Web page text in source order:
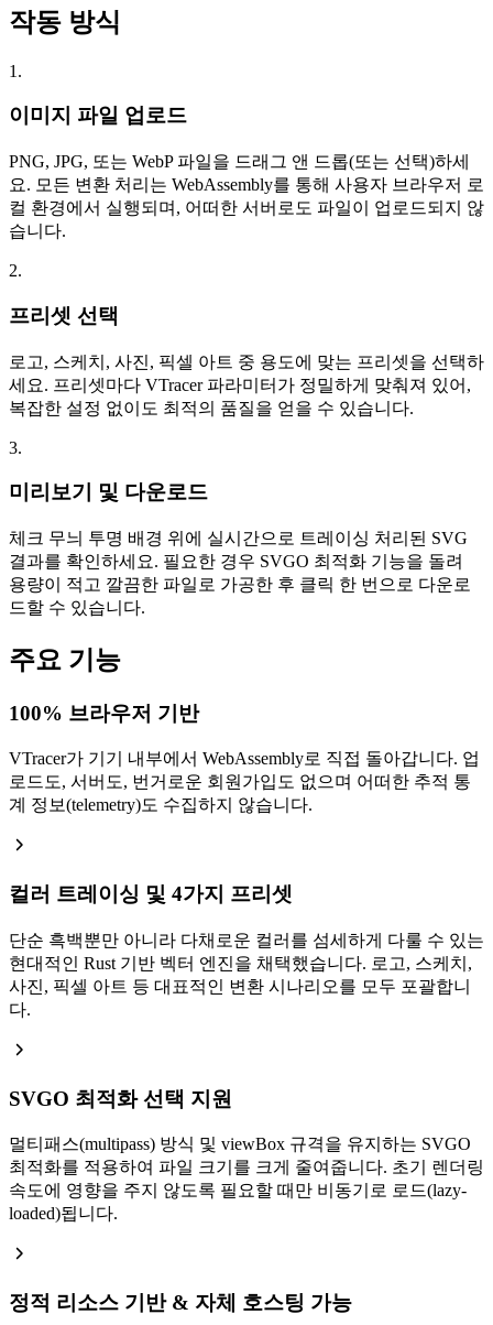
작동 방식
1.
이미지 파일 업로드
PNG, JPG, 또는 WebP 파일을 드래그 앤 드롭(또는 선택)하세
요. 모든 변환 처리는 WebAssembly를 통해 사용자 브라우저 로
컬 환경에서 실행되며, 어떠한 서버로도 파일이 업로드되지 않
습니다.
2.
프리셋 선택
로고, 스케치, 사진, 픽셀 아트 중 용도에 맞는 프리셋을 선택하
세요. 프리셋마다 VTracer 파라미터가 정밀하게 맞춰져 있어,
복잡한 설정 없이도 최적의 품질을 얻을 수 있습니다.
3.
미리보기 및 다운로드
체크 무늬 투명 배경 위에 실시간으로 트레이싱 처리된 SVG
결과를 확인하세요. 필요한 경우 SVGO 최적화 기능을 돌려
용량이 적고 깔끔한 파일로 가공한 후 클릭 한 번으로 다운로
드할 수 있습니다.
주요 기능
100% 브라우저 기반
VTracer가 기기 내부에서 WebAssembly로 직접 돌아갑니다. 업
로드도, 서버도, 번거로운 회원가입도 없으며 어떠한 추적 통
계 정보(telemetry)도 수집하지 않습니다.
컬러 트레이싱 및 4가지 프리셋
단순 흑백뿐만 아니라 다채로운 컬러를 섬세하게 다룰 수 있는
현대적인 Rust 기반 벡터 엔진을 채택했습니다. 로고, 스케치,
사진, 픽셀 아트 등 대표적인 변환 시나리오를 모두 포괄합니
다.
SVGO 최적화 선택 지원
멀티패스(multipass) 방식 및 viewBox 규격을 유지하는 SVGO
최적화를 적용하여 파일 크기를 크게 줄여줍니다. 초기 렌더링
속도에 영향을 주지 않도록 필요할 때만 비동기로 로드(lazy-
loaded)됩니다.
정적 리소스 기반 & 자체 호스팅 가능